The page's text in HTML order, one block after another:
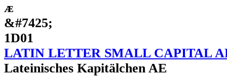
ᴁ
&#7425;
1D01
LATIN LETTER SMALL CAPITAL
Lateinisches Kapitälchen AE